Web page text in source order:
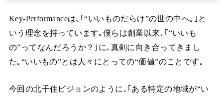
Key-Performanceは､｢“いいものだらけ”の世の中へ｡｣と
いう理念を持っています｡僕らは創業以来､｢“いいも
の”ってなんだろうか？｣に､真剣に向き合ってきまし
た｡“いいもの”とは人々にとっての“価値”のことです｡
今回の北千住ビジョンのように､｢ある特定の地域が“い